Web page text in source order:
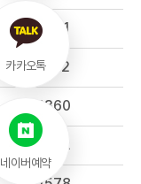
1141
1102
1360
1522
카카오톡
네이버예약